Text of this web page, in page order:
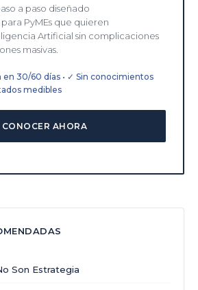
a paso diseñado
PyMEs que quieren
Artificial sin complicaciones
masivas.
30/60 días • ✓ Sin conocimientos
medibles
CONOCER AHORA
Son Estrategia